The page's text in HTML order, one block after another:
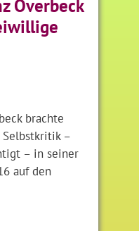
Overbeck
brachte
–
– in seiner
auf den